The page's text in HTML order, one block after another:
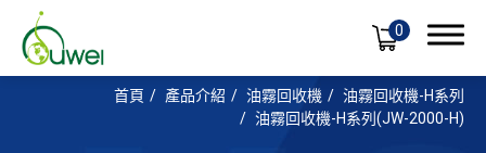
0
首頁 產品介紹 油霧回收機
油霧回收機-H系列
油霧回收機-H系列(JW-2000-H)